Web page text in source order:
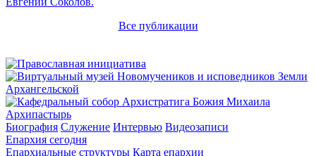
Все публикации
Архипастырь
Биография Служение Интервью Видеозаписи
Епархия сегодня
Епархиальные структуры Карта епархии